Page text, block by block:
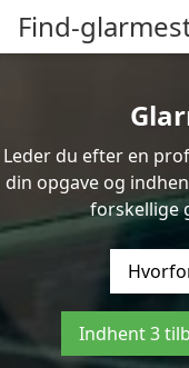
Find-
Leder du efter en
din opgave og
forskellige
Indhent 3